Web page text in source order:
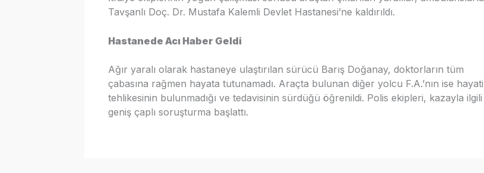
Tavşanlı Doç. Dr. Mustafa Kalemli Devlet Hastanesi’ne kaldırıldı.
Hastanede Acı Haber Geldi
Ağır yaralı olarak hastaneye ulaştırılan sürücü Barış Doğanay, doktorların tüm
çabasına rağmen hayata tutunamadı. Araçta bulunan diğer yolcu F.A.’nın ise hayati
tehlikesinin bulunmadığı ve tedavisinin sürdüğü öğrenildi. Polis ekipleri, kazayla ilgili
geniş çaplı soruşturma başlattı.